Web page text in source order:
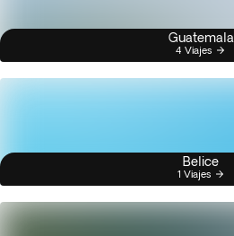
Guatemala
4 Viajes
Belice
1 Viajes